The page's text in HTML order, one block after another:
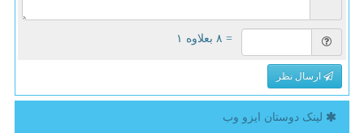
= ۸ بعلاوه ۱
ارسال نظر
لینک دوستان ایزو وب